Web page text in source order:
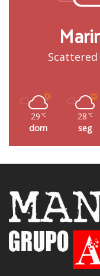
Scattered
29 ℃
dom
28 ℃
seg